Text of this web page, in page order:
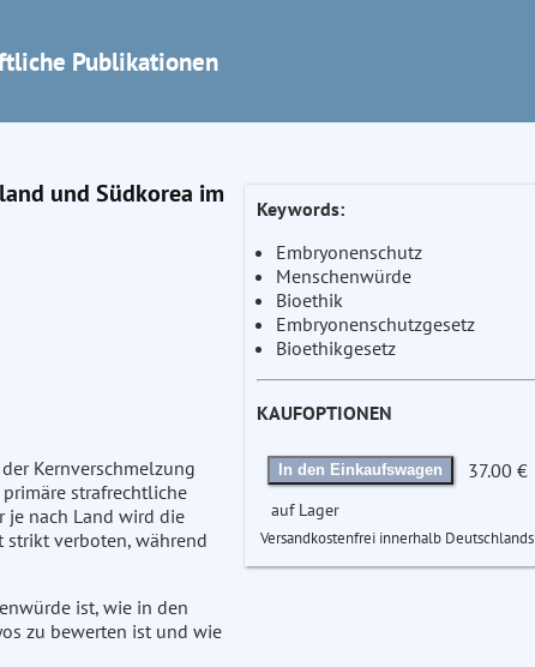
Publikationen
und Südkorea im
Kernverschmelzung
strafrechtliche
je nach Land wird die
strikt verboten, während
ist, wie in den
zu bewerten ist und wie
Keywords:
Embryonenschutz
Menschenwürde
Bioethik
Embryonenschutzgesetz
Bioethikgesetz
KAUFOPTIONEN
In den Einkaufswagen 37.00 €
auf Lager
Versandkostenfrei innerhalb Deutschlands